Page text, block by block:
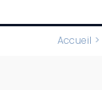
Accueil